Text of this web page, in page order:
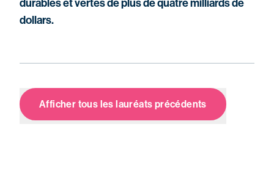
dollars.
Afficher tous les lauréats précédents